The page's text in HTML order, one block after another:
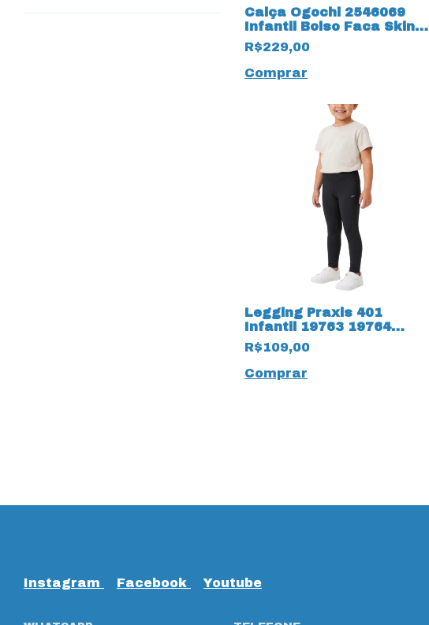
Calça Ogochi 2546069
Infantil Bolso Faca Skinny
19677 Cinza
R$229,00
Comprar
Legging Praxis 401
Infantil 19763 19764
19765 Thermo
R$109,00
Comprar
Instagram Facebook Youtube